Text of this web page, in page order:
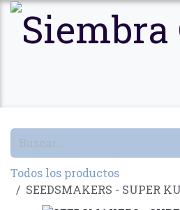
Ir al contenido
Todos los productos
SEEDSMAKERS - SUPER